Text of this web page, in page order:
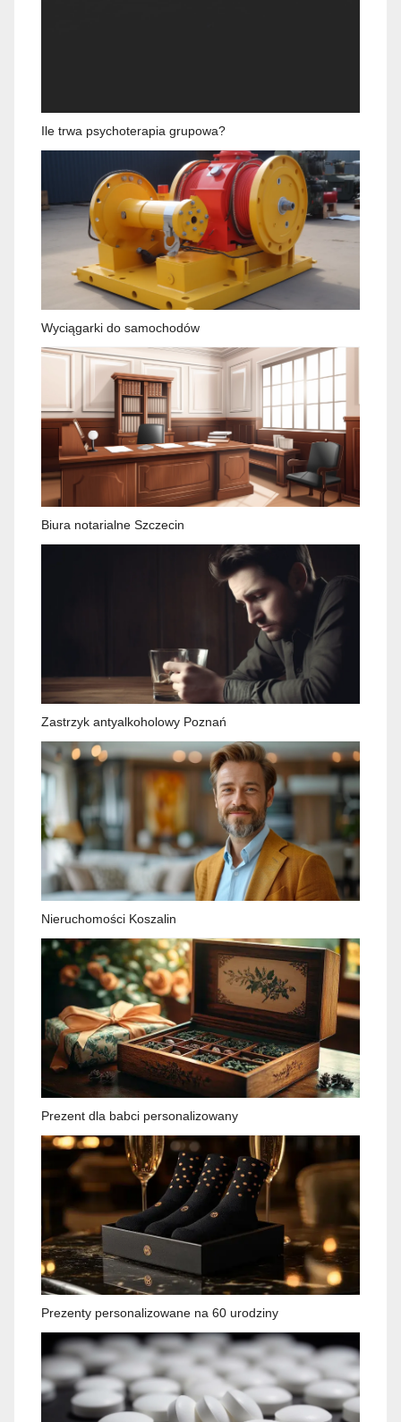
Ile trwa psychoterapia grupowa?
Wyciągarki do samochodów
Biura notarialne Szczecin
Zastrzyk antyalkoholowy Poznań
Nieruchomości Koszalin
Prezent dla babci personalizowany
Prezenty personalizowane na 60 urodziny